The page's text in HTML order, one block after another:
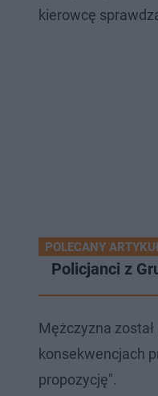
kierowcę
POLECANY
Policjanci z
Mężczyzna
konsekwencjach
propozycję".